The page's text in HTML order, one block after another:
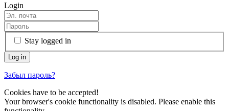
Login
Stay logged in
Забыл пароль?
Cookies have to be accepted!
Your browser's cookie functionality is disabled. Please enable this